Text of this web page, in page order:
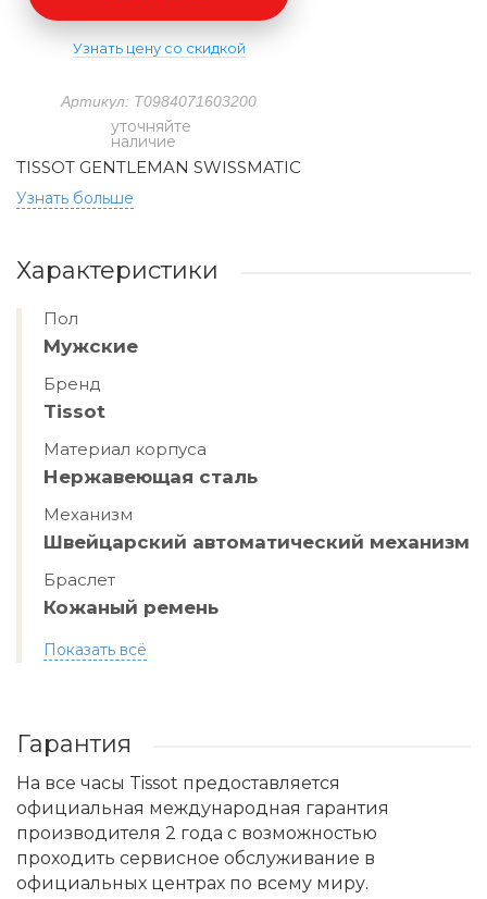
Артикул: T0984071603200
уточняйте
наличие
TISSOT GENTLEMAN SWISSMATIC
Узнать больше
Узнать цену со скидкой
Характеристики
Пол
Мужские
Бренд
Tissot
Материал корпуса
Нержавеющая сталь
Механизм
Швейцарский автоматический механизм
Браслет
Кожаный ремень
Показать всё
Гарантия
На все часы Tissot предоставляется
официальная международная гарантия
производителя 2 года с возможностью
проходить сервисное обслуживание в
официальных центрах по всему миру.